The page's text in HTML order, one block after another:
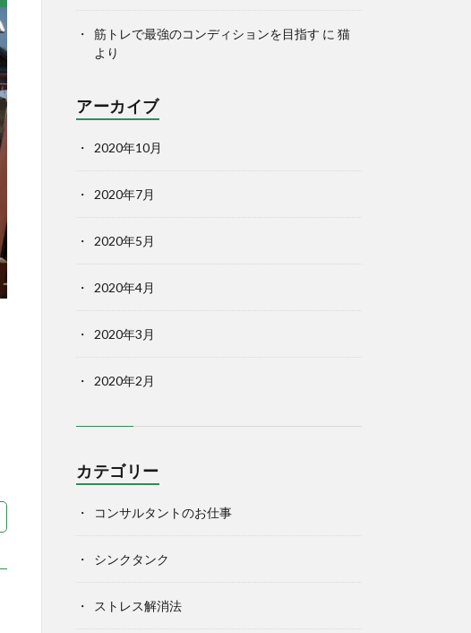
筋トレで最強のコンディションを目指す に 猫
より
アーカイブ
2020年10月
2020年7月
2020年5月
2020年4月
2020年3月
2020年2月
カテゴリー
コンサルタントのお仕事
シンクタンク
ストレス解消法